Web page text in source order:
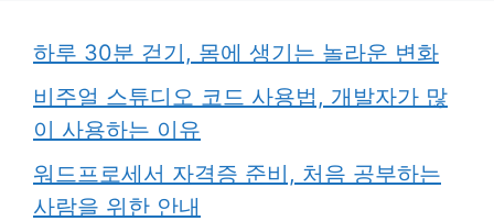
하루 30분 걷기, 몸에 생기는 놀라운 변화
비주얼 스튜디오 코드 사용법, 개발자가 많
이 사용하는 이유
워드프로세서 자격증 준비, 처음 공부하는
사람을 위한 안내